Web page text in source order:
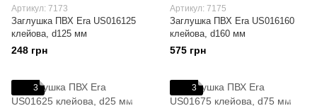
Артикул: 7173
Заглушка ПВХ Era US016125
клейова, d125 мм
248 грн
Артикул: 7175
Заглушка ПВХ Era US016160
клейова, d160 мм
575 грн
3 3